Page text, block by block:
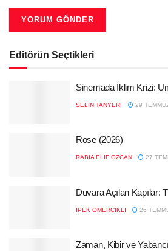
Editörün Seçtikleri
Sinemada İklim Krizi:
SELIN TANYERI 29
Rose (2026)
RABIA ELIF ÖZCAN 27
Duvara Açılan Kapılar:
İPEK ÖMERCIKLI 26
Zaman, Kibir ve